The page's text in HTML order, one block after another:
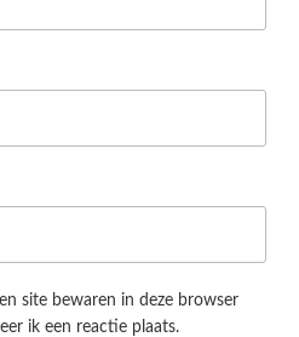
site bewaren in deze browser
ik een reactie plaats.